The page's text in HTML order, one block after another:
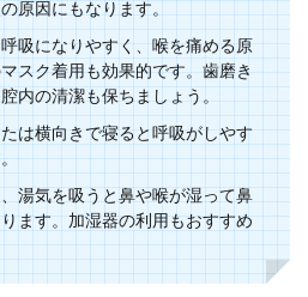
原因にもなります。
吸になりやすく、喉を痛める原
スク着用も効果的です。歯磨き
内の清潔も保ちましょう。
は横向きで寝ると呼吸がしやす
湯気を吸うと鼻や喉が湿って鼻
ます。加湿器の利用もおすすめ